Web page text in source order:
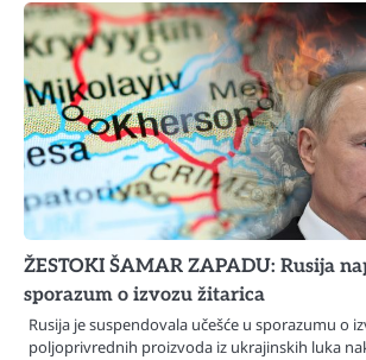
ŽESTOKI ŠAMAR ZAPADU: Rusija
sporazum o izvozu žitarica
Rusija je suspendovala učešće u sporazumu o
poljoprivrednih proizvoda iz ukrajinskih luka